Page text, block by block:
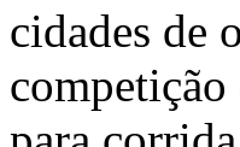
cidades de